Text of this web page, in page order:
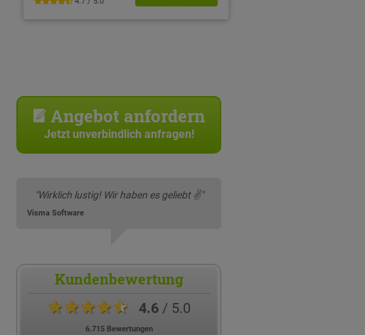
Angebot anfordern
Jetzt unverbindlich anfragen!
"Wirklich lustig! Wir haben es geliebt ✌️"
Visma Software
Kundenbewertung
★★★★★ 4.6/ 5.0
6.715 Bewertungen